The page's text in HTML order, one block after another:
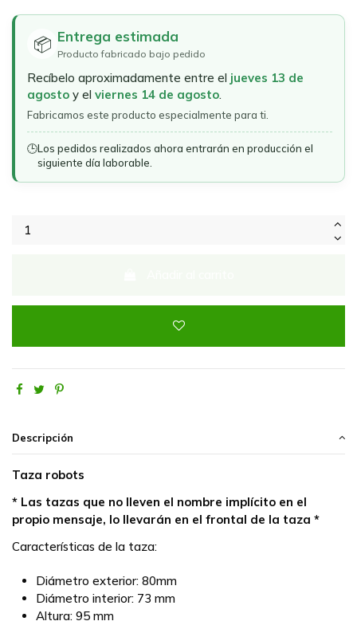
📦 Entrega estimada
Producto fabricado bajo pedido
Recíbelo aproximadamente entre el jueves 13 de
agosto y el viernes 14 de agosto.
Fabricamos este producto especialmente para ti.
🕒Los pedidos realizados ahora entrarán en producción el
siguiente día laborable.
Descripción
Taza robots
* Las tazas que no lleven el nombre implícito en el
propio mensaje, lo llevarán en el frontal de la taza *
Características de la taza:
Diámetro exterior: 80mm
Diámetro interior: 73 mm
Altura: 95 mm